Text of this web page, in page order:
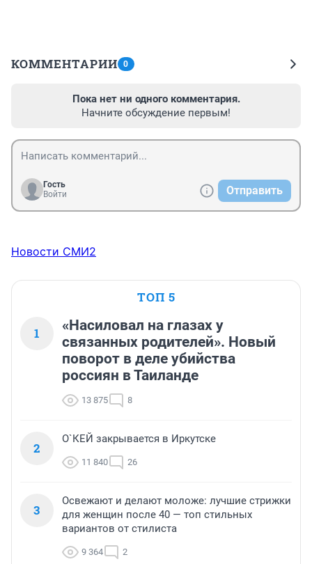
КОММЕНТАРИИ 0
Пока нет ни одного комментария.
Начните обсуждение первым!
Гость
Войти
Отправить
Новости СМИ2
ТОП 5
1
«Насиловал на глазах у
связанных родителей». Новый
поворот в деле убийства
россиян в Таиланде
13 875 8
2
О`КЕЙ закрывается в Иркутске
11 840 26
3
Освежают и делают моложе: лучшие стрижки
для женщин после 40 — топ стильных
вариантов от стилиста
9 364 2